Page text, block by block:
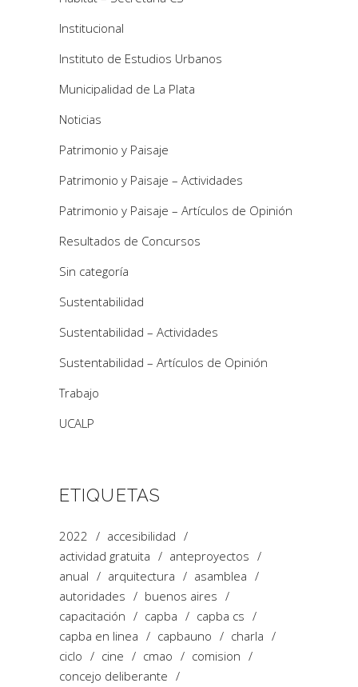
Institucional
Instituto de Estudios Urbanos
Municipalidad de La Plata
Noticias
Patrimonio y Paisaje
Patrimonio y Paisaje – Actividades
Patrimonio y Paisaje – Artículos de Opinión
Resultados de Concursos
Sin categoría
Sustentabilidad
Sustentabilidad – Actividades
Sustentabilidad – Artículos de Opinión
Trabajo
UCALP
ETIQUETAS
2022
accesibilidad
actividad gratuita
anteproyectos
anual
arquitectura
asamblea
autoridades
buenos aires
capacitación
capba
capba cs
capba en linea
capbauno
charla
ciclo
cine cmao
comision
concejo deliberante